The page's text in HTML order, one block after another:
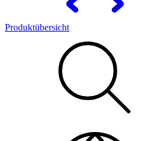
Produktübersicht